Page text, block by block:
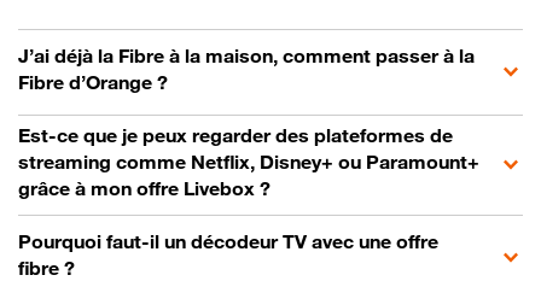
J’ai déjà la Fibre à la maison, comment passer à la
Fibre d’Orange ?
Est-ce que je peux regarder des plateformes de
streaming comme Netflix, Disney+ ou Paramount+
grâce à mon offre Livebox ?
Pourquoi faut-il un décodeur TV avec une offre
fibre ?